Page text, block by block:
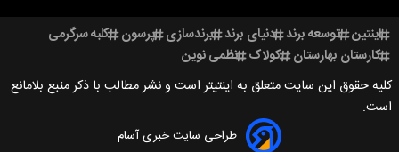
اینتین توسعه برند دنیای برند برندسازی پرسون کلبه سرگرمی
کارستان بهارستان کولاک نظمی نوین
کلیه حقوق این سایت متعلق به اینتیتر است و نشر مطالب با ذکر منبع بلامانع
است.
طراحی سایت خبری آسام